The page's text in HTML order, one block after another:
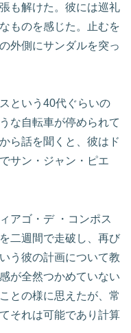
も解けた。彼には巡礼
ものを感じた。止むを
外側にサンダルを突っ
という40代ぐらいの
な自転車が停められて
ら話を聞くと、彼はド
サン・ジャン・ピエ
アゴ・デ ・コンポス
二週間で走破し、再び
う彼の計画について教
が全然つかめていない
との様に思えたが、常
それは可能であり計算